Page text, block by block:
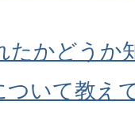
たかどうか
ついて教え